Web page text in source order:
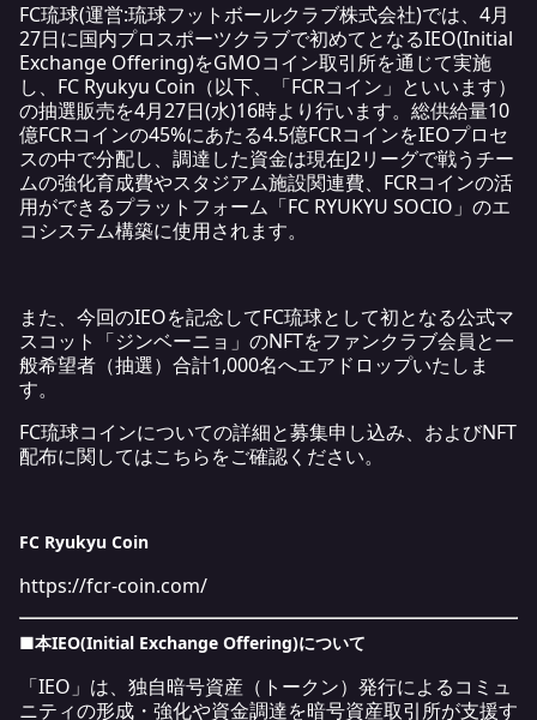
FC琉球(運営:琉球フットボールクラブ株式会社)では、4月
27日に国内プロスポーツクラブで初めてとなるIEO(Initial
Exchange Offering)をGMOコイン取引所を通じて実施
し、FC Ryukyu Coin（以下、「FCRコイン」といいます）
の抽選販売を4月27日(水)16時より行います。総供給量10
億FCRコインの45%にあたる4.5億FCRコインをIEOプロセ
スの中で分配し、調達した資金は現在J2リーグで戦うチー
ムの強化育成費やスタジアム施設関連費、FCRコインの活
用ができるプラットフォーム「FC RYUKYU SOCIO」のエ
コシステム構築に使用されます。
また、今回のIEOを記念してFC琉球として初となる公式マ
スコット「ジンベーニョ」のNFTをファンクラブ会員と一
般希望者（抽選）合計1,000名へエアドロップいたしま
す。
FC琉球コインについての詳細と募集申し込み、およびNFT
配布に関してはこちらをご確認ください。
FC Ryukyu Coin
https://fcr-coin.com/
■本IEO(Initial Exchange Offering)について
「IEO」は、独自暗号資産（トークン）発行によるコミュ
ニティの形成・強化や資金調達を暗号資産取引所が支援す